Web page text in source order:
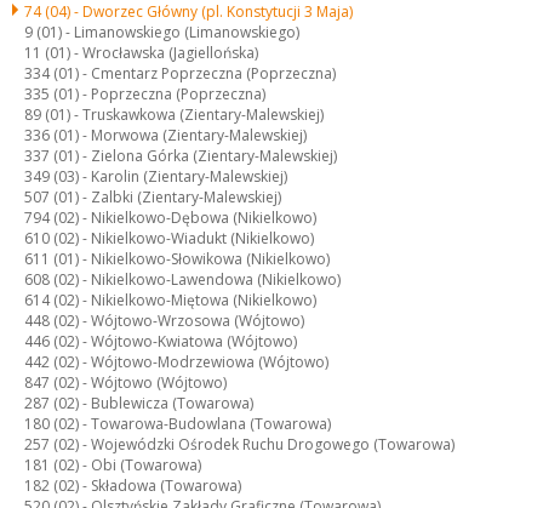
74 (04) -Dworzec Główny (pl. Konstytucji 3 Maja)
9 (01) - Limanowskiego (Limanowskiego)
11 (01) -Wrocławska (Jagiellońska)
334 (01) - Cmentarz Poprzeczna (Poprzeczna)
335 (01) - Poprzeczna (Poprzeczna)
89 (01) -Truskawkowa (Zientary-Malewskiej)
336 (01) - Morwowa (Zientary-Malewskiej)
337 (01) - Zielona Górka (Zientary-Malewskiej)
349 (03) - Karolin (Zientary-Malewskiej)
507 (01) - Zalbki (Zientary-Malewskiej)
794 (02) - Nikielkowo-Dębowa (Nikielkowo)
610 (02) - Nikielkowo-Wiadukt (Nikielkowo)
611 (01) - Nikielkowo-Słowikowa (Nikielkowo)
608 (02) - Nikielkowo-Lawendowa (Nikielkowo)
614 (02) - Nikielkowo-Miętowa (Nikielkowo)
448 (02) -Wójtowo-Wrzosowa (Wójtowo)
446 (02) -Wójtowo-Kwiatowa (Wójtowo)
442 (02) -Wójtowo-Modrzewiowa (Wójtowo)
847 (02) -Wójtowo (Wójtowo)
287 (02) - Bublewicza (Towarowa)
180 (02) -Towarowa-Budowlana (Towarowa)
257 (02) -Wojewódzki Ośrodek Ruchu Drogowego (Towarowa)
181 (02) - Obi (Towarowa)
182 (02) - Składowa (Towarowa)